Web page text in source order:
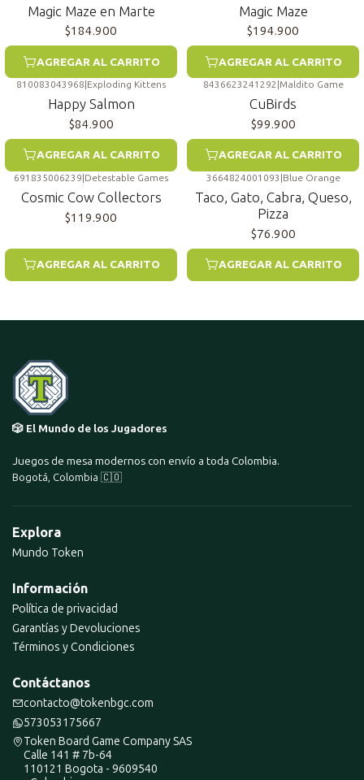
Magic Maze en Marte
$184.900
AGREGAR AL CARRITO
Magic Maze
$194.900
AGREGAR AL CARRITO
810083043968 Exploding Kittens
Happy Salmon
$84.900
AGREGAR AL CARRITO
8436623241292 Maldito Game
CuBirds
$99.900
AGREGAR AL CARRITO
691835006239 Detestable Games
Cosmic Cow Collectors
$119.900
AGREGAR AL CARRITO
3664824001093 Blue Orange
Taco, Gato, Cabra, Queso,
Pizza
$76.900
AGREGAR AL CARRITO
🎲 El Mundo de los Jugadores
Juegos de mesa modernos con envío a toda Colombia.
Bogotá, Colombia 🇨🇴
Explora
Mundo Token
Información
Política de privacidad
Garantías y Devoluciones
Términos y Condiciones
Contáctanos
contacto@tokenbgc.com
573053175667
Token Board Game Company SAS
Calle 141 # 7b-64
110121 Bogota - 9609540